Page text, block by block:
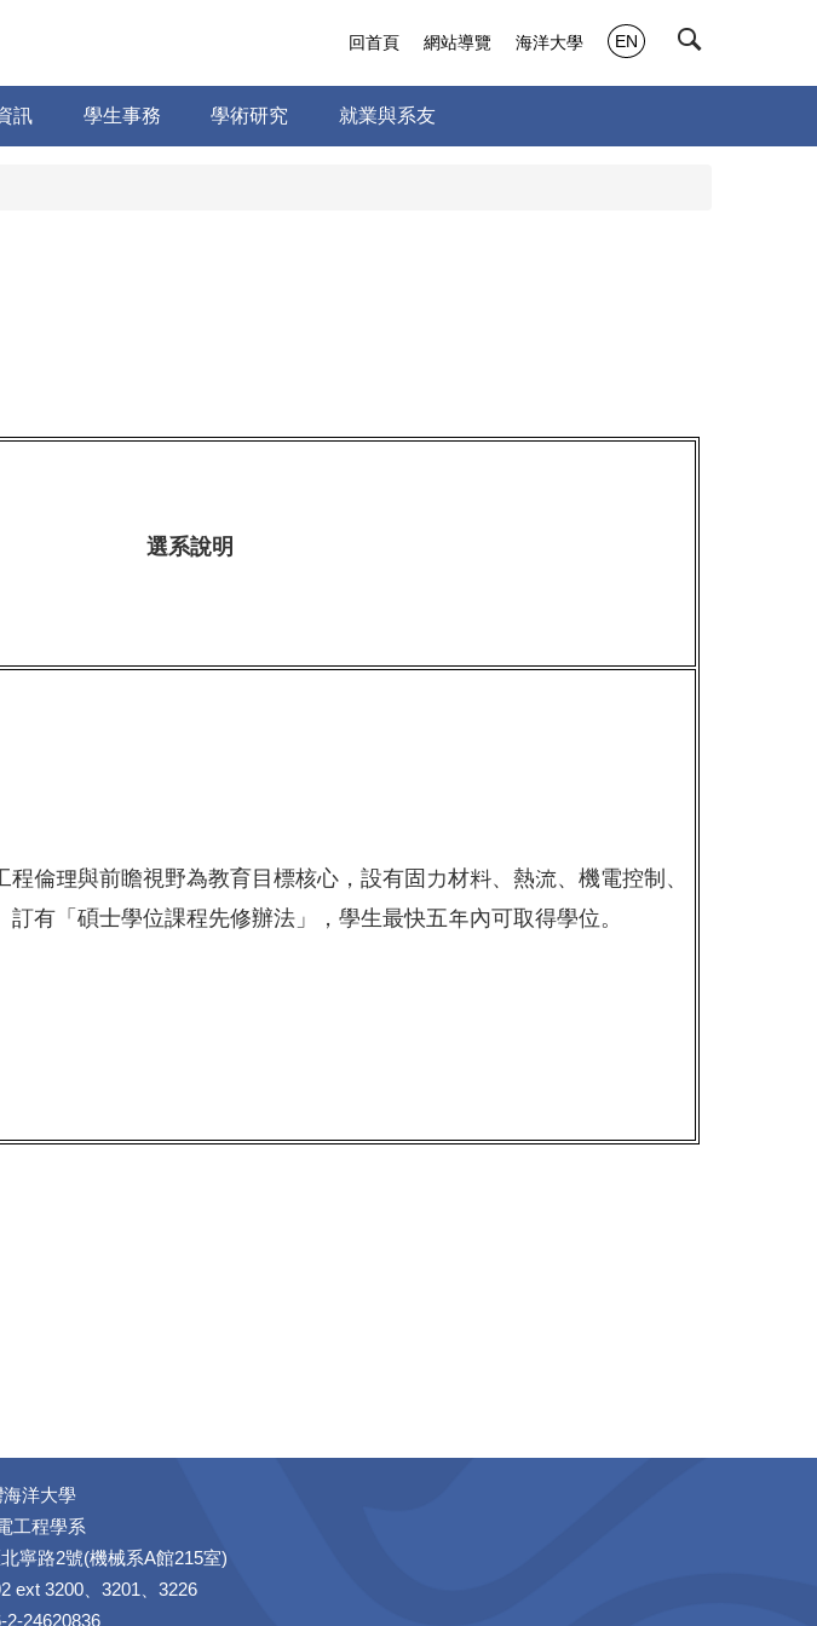
訊 學生事務 學術研究 就業與系友
回首頁 網站導覽 海洋大學 EN
選系說明
倫理與前瞻視野為教育目標核心，設有固力材料、熱流、機電控制、
訂有「碩士學位課程先修辦法」，學生最快五年內可取得學位。
洋大學
工程學系
寧路2號(機械系A館215室)
ext 3200、3201、3226
2-24620836